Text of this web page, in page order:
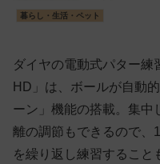
暮らし・生活・ペット
ダイヤの電動式パター練
HD」は、ボールが自動
ーン」機能の搭載。集中
離の調節もできるので、
を繰り返し練習すること